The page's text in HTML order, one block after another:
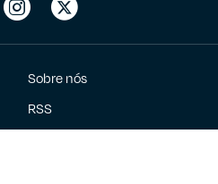
Sobre nós
RSS